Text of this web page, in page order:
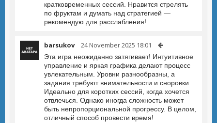
кратковременных сессий. Нравится стрелять
по фруктам и думать над стратегией —
рекомендую для расслабления!
barsukov 24 November 2025 18:01
Эта игра неожиданно затягивает! Интуитивное
управление и яркая графика делают процесс
увлекательным. Уровни разнообразны, а
задания требуют внимательности и сноровки.
Идеально для коротких сессий, когда хочется
отвлечься. Однако иногда сложность может
быть непропорциональной прогрессу. В целом,
отличный способ провести время!